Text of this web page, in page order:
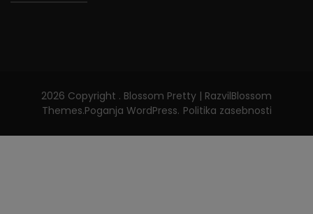
2026 Copyright . Blossom Pretty | RazvilBlossom
Themes.Poganja WordPress. Politika zasebnosti